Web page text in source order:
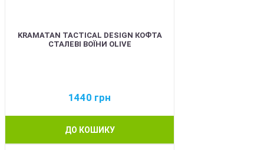
KRAMATAN TACTICAL DESIGN КОФТА
СТАЛЕВІ ВОЇНИ OLIVE
1440 грн
ДО КОШИКУ